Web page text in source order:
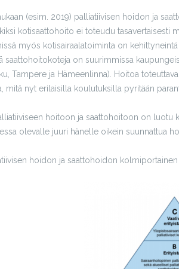
(esim. 2019) palliatiivisen hoidon ja
kotisaattohoito ei toteudu tasavertaisesti
myös kotisairaalatoiminta on
saattohoitokoteja on suurimmissa
Tampere ja Hämeenlinna). Hoitoa
mitä nyt erilaisilla koulutuksilla pyritään
hoitoon ja saattohoitoon on
olevalle juuri hänelle oikein suunnattua
hoidon ja saattohoidon